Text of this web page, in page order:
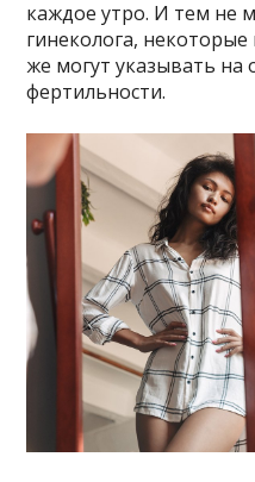
каждое утро. И тем не
гинеколога,
же могут указывать на
фертильности.